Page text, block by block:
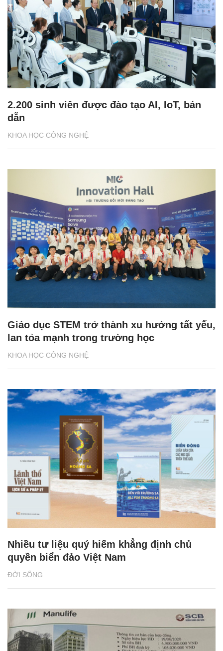
KHOA HỌC CÔNG NGHỆ
2.200 sinh viên được đào tạo AI, IoT, bán
dẫn
KHOA HỌC CÔNG NGHỆ
Giáo dục STEM trở thành xu hướng tất yếu,
lan tỏa mạnh trong trường học
ĐỜI SỐNG
Nhiều tư liệu quý hiếm khẳng định chủ
quyền biển đảo Việt Nam